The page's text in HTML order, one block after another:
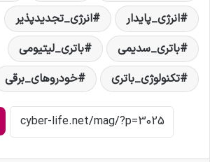
انرژی_پایدار
انرژی_تجدیدپذیر
باتری_سدیمی
باتری_لیتیومی
تکنولوژی_باتری
خودروهای_برقی